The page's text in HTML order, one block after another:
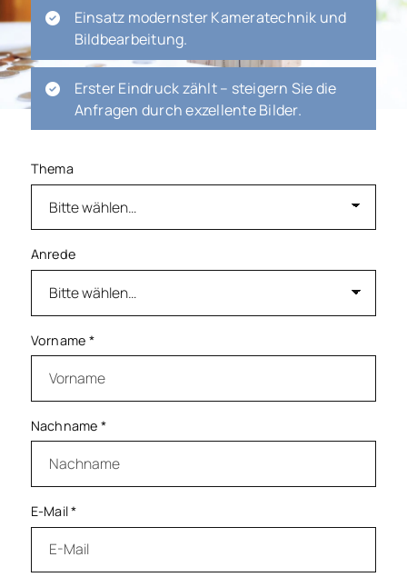
Einsatz modernster Kameratechnik und
Bildbearbeitung.
Erster Eindruck zählt – steigern Sie die
Anfragen durch exzellente Bilder.
Thema
Anrede
Vorname *
Nachname *
E-Mail*